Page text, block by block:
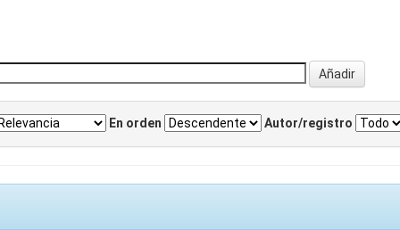
En orden Autor/registro